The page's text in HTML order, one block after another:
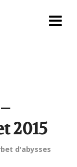
2015
d'abysses